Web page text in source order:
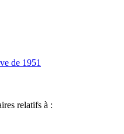
de 1951
relatifs à :